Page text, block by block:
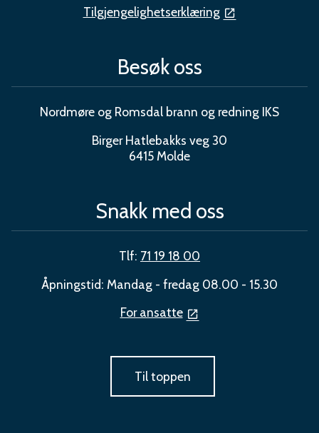
Tilgjengelighetserklæring
Besøk oss
Nordmøre og Romsdal brann og redning IKS
Birger Hatlebakks veg 30
6415 Molde
Snakk med oss
Tlf: 71 19 18 00
Åpningstid: Mandag - fredag 08.00 - 15.30
For ansatte
Til toppen